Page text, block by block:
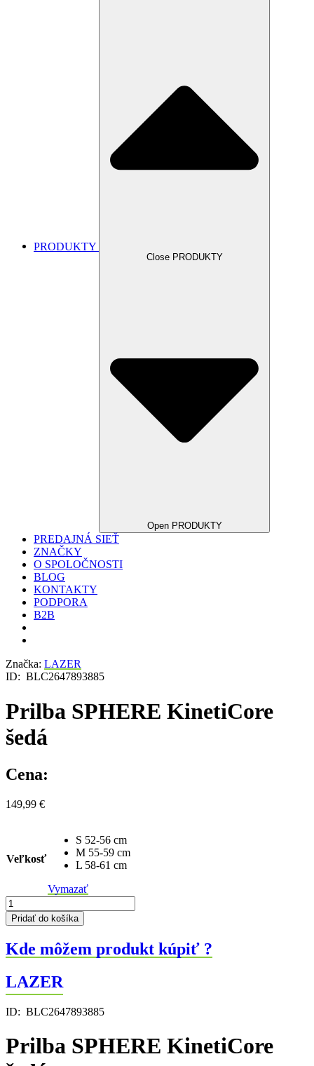
PRODUKTY
Close PRODUKTY
Open PRODUKTY
PREDAJNÁ SIEŤ
ZNAČKY
O SPOLOČNOSTI
BLOG
KONTAKTY
PODPORA
B2B
Značka: LAZER
ID: BLC2647893885
Prilba SPHERE KinetiCore
šedá
Cena:
149,99 €
Veľkosť
S 52-56 cm
M 55-59 cm
L 58-61 cm
Vymazať
množstvo
Prilba
SPHERE
šedá
Pridať do košíka
Kde môžem produkt kúpiť ?
LAZER
ID: BLC2647893885
Prilba SPHERE KinetiCore